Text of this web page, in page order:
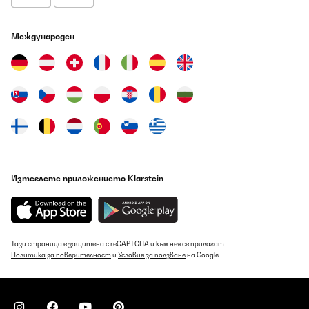
Estic molt contenta. Faig conserves i sucs i es conserven molt bé.
Amazon-Benutzer
Превод
que tiene la tapa de metal, los otros la tenían de plástico y ha
sido un acierto.Es muy grande, más de lo que esperaba por lo
que entran mucho botes.El uso ha sido muy poco por lo que más
adelante ampliaré la reseña.
Превод
Международен
Изтеглете приложението Klarstein
Тази страница е защитена с reCAPTCHA и към нея се прилагат
Политика за поверителност и Условия за ползванена Google.